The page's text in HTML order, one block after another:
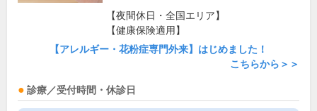
【夜間休日・全国エリア】
【健康保険適用】
【アレルギー・花粉症専門外来】はじめました！
こちらから＞＞
診療／受付時間・休診日